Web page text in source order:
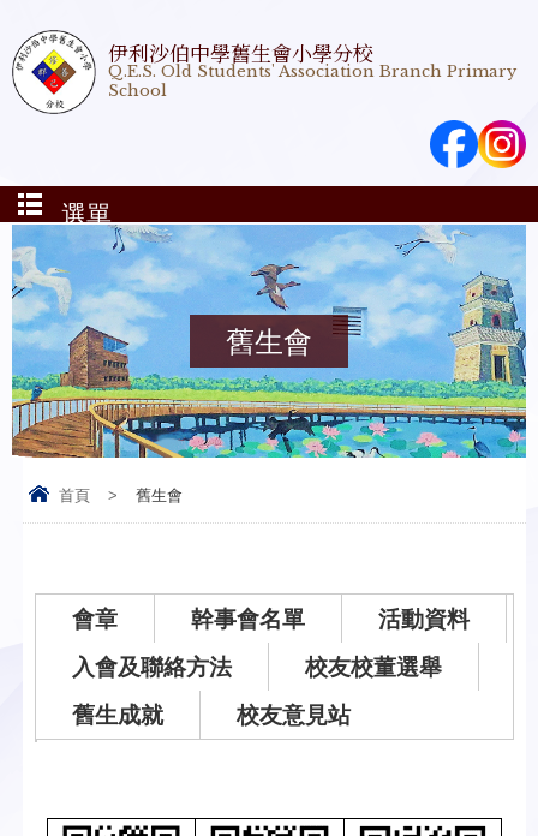
伊利沙伯中學舊生會小學分校
Q.E.S. Old Students' Association Branch Primary
School
選單
舊生會
首頁 > 舊生會
會章 幹事會名單
活動資料
入會及聯絡方法
校友校董選舉
舊生成就
校友意見站